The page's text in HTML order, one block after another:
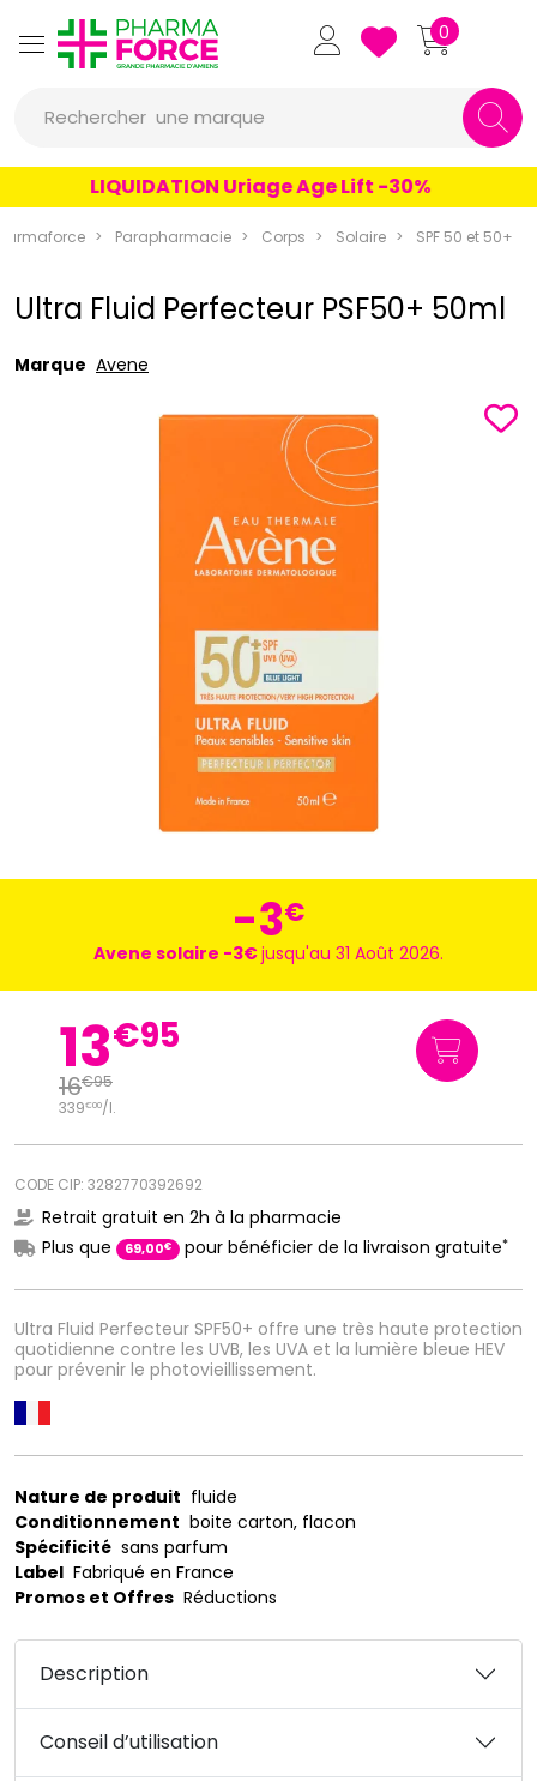
Pharmaforce Grande Pharmacie
0
Rechercher
un produit
une marque
LIQUIDATION Uriage Age Lift -30%
Parapharmacie Corps Solaire SPF 50 et 50+
Ultra Fluid Perfecteur PSF50+ 50ml
Marque Avene
Ultra Fluid Perfecteur SPF50+ offre une très haute protection
quotidienne contre les UVB, les UVA et la lumière bleue HEV
pour prévenir le photovieillissement.
-3€
Avene solaire -3€jusqu'au 31 Août 2026.
13€95
16€95
339€00/l.
CODE CIP: 3282770392692
Retrait gratuit en 2h à la pharmacie
Plus que
69,00€ pour bénéficier de la livraison gratuite*
Nature de produit fluide
Conditionnement boite carton, flacon
Spécificité sans parfum
Label Fabriqué en France
Promos et Offres Réductions
Description
Conseil d’utilisation